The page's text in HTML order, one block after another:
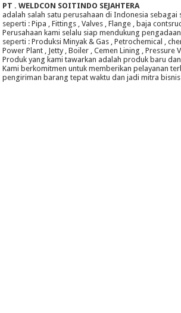
PT . WELDCON SOITINDO SEJAHTERA
adalah salah satu perusahaan di Indonesia
seperti : Pipa , Fittings , Valves , Flange , baja
Perusahaan kami selalu siap mendukung
seperti : Produksi Minyak & Gas , Petrochemical ,
Power Plant , Jetty , Boiler , Cemen Lining , Pressure
Produk yang kami tawarkan adalah produk baru
Kami berkomitmen untuk memberikan pelayanan
pengiriman barang tepat waktu dan jadi mitra